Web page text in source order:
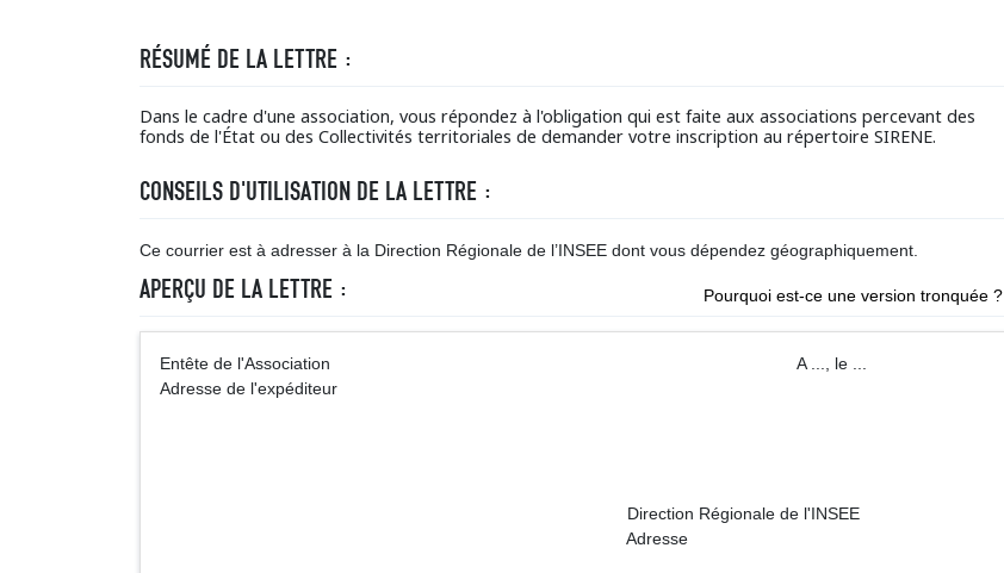
RÉSUMÉ DE LA LETTRE :
Dans le cadre d'une association, vous répondez à l'obligation qui est faite aux associations percevant des
fonds de l'État ou des Collectivités territoriales de demander votre inscription au répertoire SIRENE.
CONSEILS D'UTILISATION DE LA LETTRE :
Ce courrier est à adresser à la Direction Régionale de l’INSEE dont vous dépendez géographiquement.
APERÇU DE LA LETTRE : Pourquoi est-ce une version tronquée ?
Entête de l'Association A ..., le ...
Adresse de l'expéditeur
Direction Régionale de l'INSEE
Adresse